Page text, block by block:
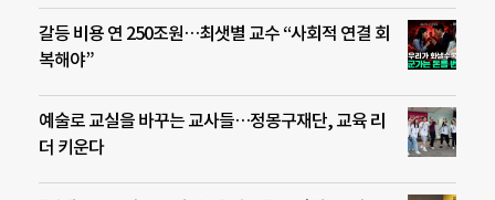
갈등 비용 연 250조원…최샛별 교수 “사회적 연결 회
복해야”
예술로 교실을 바꾸는 교사들…정몽구재단, 교육 리
더 키운다